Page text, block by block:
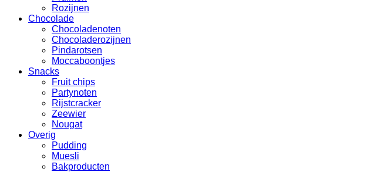
Rozijnen
Chocolade
Chocoladenoten
Chocoladerozijnen
Pindarotsen
Moccaboontjes
Snacks
Fruit chips
Partynoten
Rijstcracker
Zeewier
Nougat
Overig
Pudding
Muesli
Bakproducten